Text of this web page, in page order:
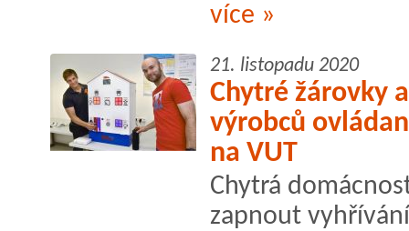
více »
21. listopadu 2020
Chytré žárovky
výrobců
na VUT
Chytrá
zapnout